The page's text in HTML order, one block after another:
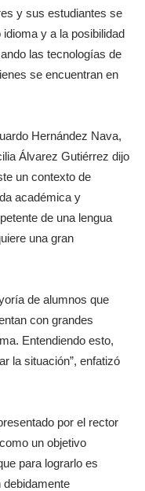
y sus estudiantes se
y a la posibilidad
las tecnologías de
se encuentran en
Hernández Nava,
Álvarez Gutiérrez dijo
un contexto de
académica y
de una lengua
una gran
de alumnos que
con grandes
Entendiendo esto,
la situación”, enfatizó
por el rector
un objetivo
para lograrlo es
debidamente